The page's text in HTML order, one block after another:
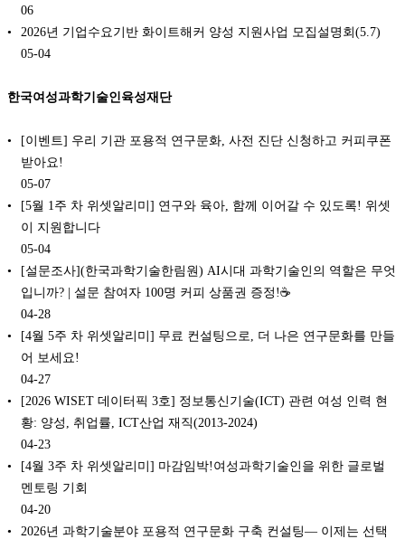
06
2026년 기업수요기반 화이트해커 양성 지원사업 모집설명회(5.7)
05-04
한국여성과학기술인육성재단
[이벤트] 우리 기관 포용적 연구문화, 사전 진단 신청하고 커피쿠폰
받아요!
05-07
[5월 1주 차 위셋알리미] 연구와 육아, 함께 이어갈 수 있도록! 위셋
이 지원합니다‍
05-04
[설문조사](한국과학기술한림원) AI시대 과학기술인의 역할은 무엇
입니까? | 설문 참여자 100명 커피 상품권 증정!☕
04-28
[4월 5주 차 위셋알리미] 무료 컨설팅으로, 더 나은 연구문화를 만들
어 보세요!‍
04-27
[2026 WISET 데이터픽 3호] 정보통신기술(ICT) 관련 여성 인력 현
황: 양성, 취업률, ICT산업 재직(2013-2024)
04-23
[4월 3주 차 위셋알리미] 마감임박!여성과학기술인을 위한 글로벌
멘토링 기회
04-20
2026년 과학기술분야 포용적 연구문화 구축 컨설팅— 이제는 선택